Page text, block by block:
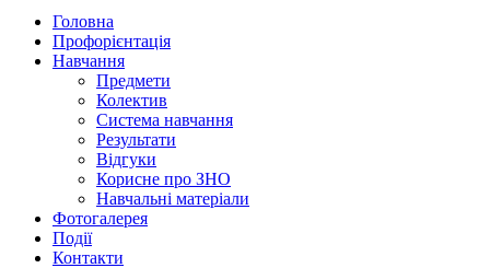
Головна
Профорієнтація
Навчання
Предмети
Колектив
Система навчання
Результати
Відгуки
Корисне про ЗНО
Навчальні матеріали
Фотогалерея
Події
Контакти